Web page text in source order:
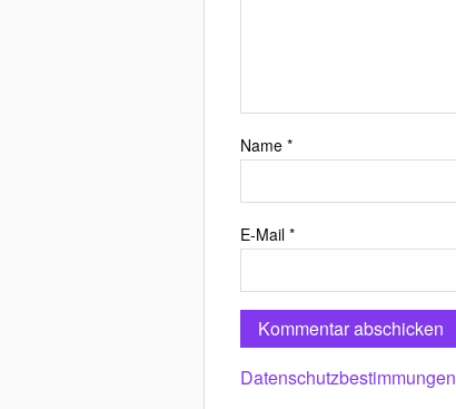
Name *
E-Mail *
Datenschutzbestimmungen